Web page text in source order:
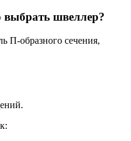
швеллер?
П‑образного сечения,